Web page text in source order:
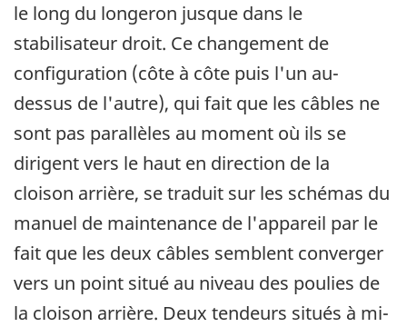
le long du longeron jusque dans le
stabilisateur droit. Ce changement de
configuration (côte à côte puis l'un au-
dessus de l'autre), qui fait que les câbles ne
sont pas parallèles au moment où ils se
dirigent vers le haut en direction de la
cloison arrière, se traduit sur les schémas du
manuel de maintenance de l'appareil par le
fait que les deux câbles semblent converger
vers un point situé au niveau des poulies de
la cloison arrière. Deux tendeurs situés à mi-